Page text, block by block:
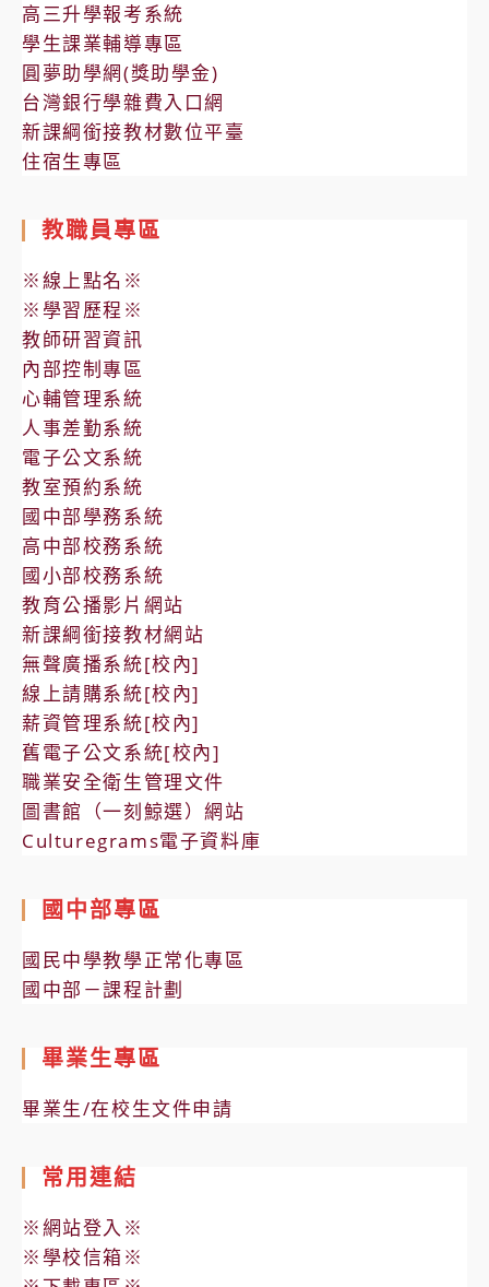
高三升學報考系統
學生課業輔導專區
圓夢助學網(獎助學金)
台灣銀行學雜費入口網
新課綱銜接教材數位平臺
住宿生專區
教職員專區
※線上點名※
※學習歷程※
教師研習資訊
內部控制專區
心輔管理系統
人事差勤系統
電子公文系統
教室預約系統
國中部學務系統
高中部校務系統
國小部校務系統
教育公播影片網站
新課綱銜接教材網站
無聲廣播系統[校內]
線上請購系統[校內]
薪資管理系統[校內]
舊電子公文系統[校內]
職業安全衛生管理文件
圖書館（一刻鯨選）網站
Culturegrams電子資料庫
國中部專區
國民中學教學正常化專區
國中部－課程計劃
畢業生專區
畢業生/在校生文件申請
常用連結
※網站登入※
※學校信箱※